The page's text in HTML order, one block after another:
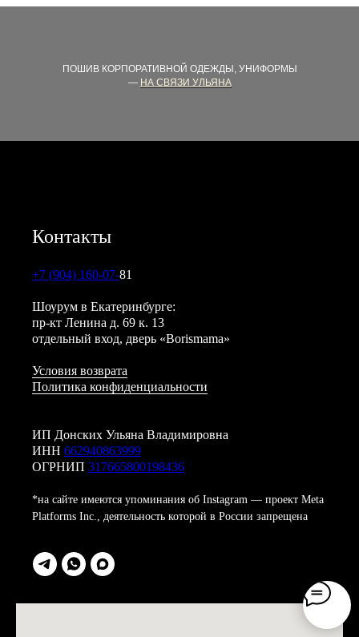
ПОШИВ КОРПОРАТИВНОЙ ОДЕЖДЫ, УНИФОРМЫ
— НА СВЯЗИ УЛЬЯНА
Контакты
+7 (904) 160-07-81
Шоурум в Екатеринбурге:
пр-кт Ленина д. 69 к. 13
отдельный вход, дверь «Borismama»
Условия возврата
Политика конфиденциальности
ИП Донских Ульяна Владимировна
ИНН 662940863999
ОГРНИП 317665800198436
*на сайте имеются упоминания об Instagram — проект Meta
Platforms Inc., деятельность которой в России запрещена